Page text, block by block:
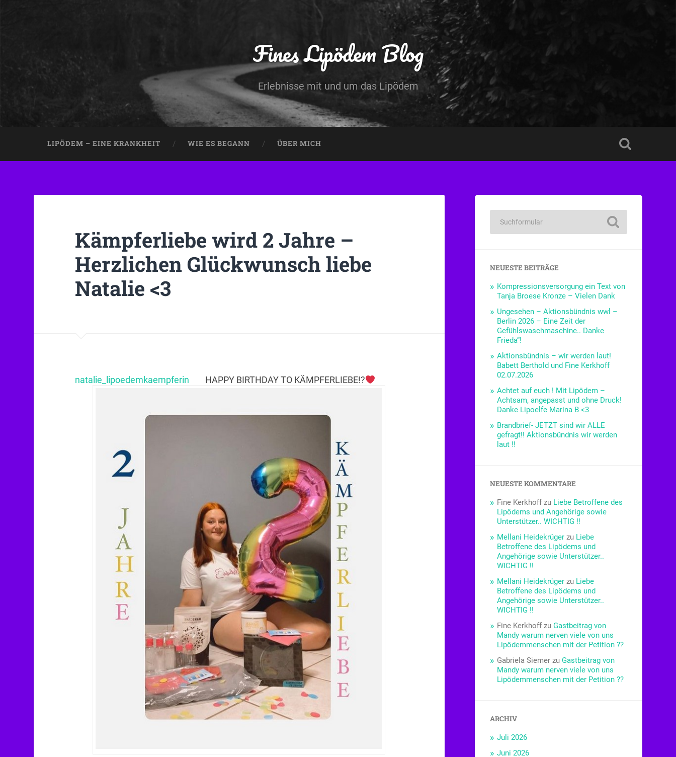
Fines Lipödem Blog
Erlebnisse mit und um das Lipödem
LIPÖDEM – EINE KRANKHEIT WIE ES BEGANN ÜBER MICH
Kämpferliebe wird 2 Jahre –
Herzlichen Glückwunsch liebe
Natalie <3
natalie_lipoedemkaempferin HAPPY BIRTHDAY TO KÄMPFERLIEBE!?
NEUESTE BEITRÄGE
Kompressionsversorgung ein Text von
Tanja Broese Kronze – Vielen Dank
Ungesehen – Aktionsbündnis wwl –
Berlin 2026 – Eine Zeit der
Gefühlswaschmaschine.. Danke
Frieda“!
Aktionsbündnis – wir werden laut!
Babett Berthold und Fine Kerkhoff
02.07.2026
Achtet auf euch ! Mit Lipödem –
Achtsam, angepasst und ohne Druck!
Danke Lipoelfe Marina B <3
Brandbrief- JETZT sind wir ALLE
gefragt!! Aktionsbündnis wir werden
laut !!
NEUESTE KOMMENTARE
Fine Kerkhoffzu Liebe Betroffene des
Lipödems und Angehörige sowie
Unterstützer.. WICHTIG !!
Mellani Heidekrüger zu Liebe
Betroffene des Lipödems und
Angehörige sowie Unterstützer..
WICHTIG !!
Mellani Heidekrüger zu Liebe
Betroffene des Lipödems und
Angehörige sowie Unterstützer..
WICHTIG !!
Fine KerkhoffzuGastbeitrag von
Mandy warum nerven viele von uns
Lipödemmenschen mit der Petition ??
Gabriela Siemer zuGastbeitrag von
Mandy warum nerven viele von uns
Lipödemmenschen mit der Petition ??
ARCHIV
Juli 2026
Juni 2026